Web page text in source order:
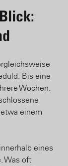
Bis eine
Wochen.
einem
eines
Was oft